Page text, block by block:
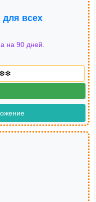
для всех
на 90 дней.